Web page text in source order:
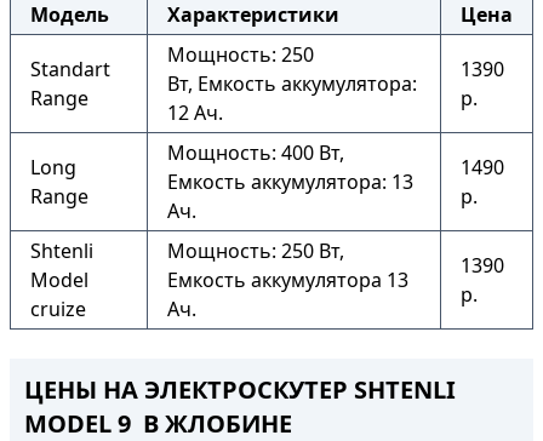
Модель
Характеристики Цена
Standart
Range
Мощность: 250
Вт, Емкость аккумулятора:
12 Ач.
1390
р.
Long
Range
Мощность: 400 Вт,
Емкость аккумулятора: 13
Ач.
1490
р.
Shtenli
Model
cruize
Мощность: 250 Вт,
Емкость аккумулятора 13
Ач.
1390
р.
ЦЕНЫ НА ЭЛЕКТРОСКУТЕР SHTENLI
MODEL 9 В ЖЛОБИНЕ